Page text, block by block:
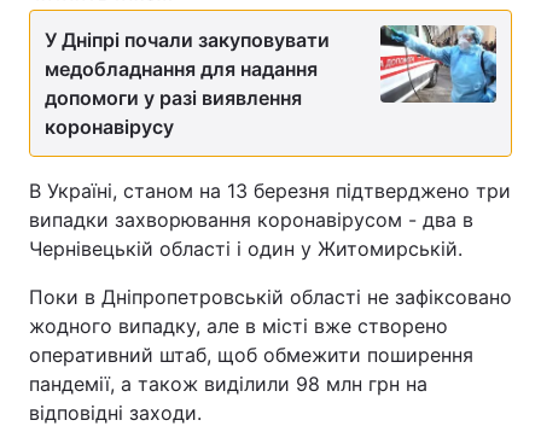
У Дніпрі почали закуповувати
медобладнання для надання
допомоги у разі виявлення
коронавірусу
В Україні, станом на 13 березня підтверджено три
випадки захворювання коронавірусом - два в
Чернівецькій області і один у Житомирській.
Поки в Дніпропетровській області не зафіксовано
жодного випадку, але в місті вже створено
оперативний штаб, щоб обмежити поширення
пандемії, а також виділили 98 млн грн на
відповідні заходи.